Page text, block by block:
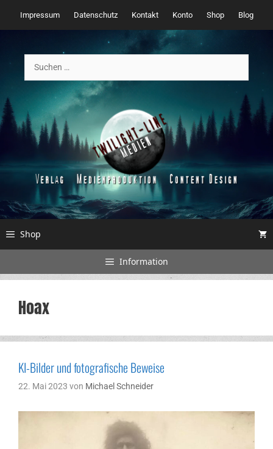
Inhalt
springen
Impressum Datenschutz Kontakt Konto Shop Blog
nach:
Shop
Information
Hoax
KI-Bilder und fotografische Beweise
22. Mai 2023 von Michael Schneider